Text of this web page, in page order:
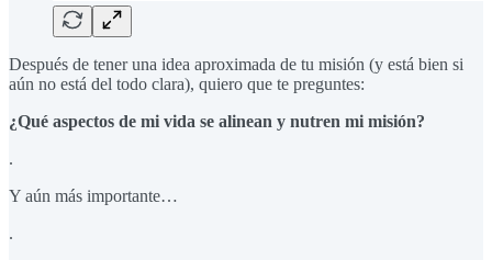
Después de tener una idea aproximada de tu misión (y está bien si
aún no está del todo clara), quiero que te preguntes:
¿Qué aspectos de mi vida se alinean y nutren mi misión?
.
Y aún más importante…
.